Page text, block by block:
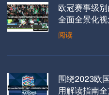
欧冠赛事级
全面全景化
阅读
围绕2023欧
用解读指南